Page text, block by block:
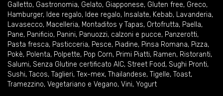
Galletto, Gastronomia, Gelato, Giapponese, Gluten free, Greco,
Hamburger, Idee regalo, Idee regalo, Insalate, Kebab, Lavanderia,
Lavasecco, Macelleria, Montaditos y Tapas, Ortofrutta, Paella,
Pane, Panificio, Panini, Panuozzi, calzoni e pucce, Panzerotti,
Pasta fresca, Pasticceria, Pesce, Piadine, Pinsa Romana, Pizza,
Pokè, Polenta, Polpette, Pop Corn, Primi Piatti, Ramen, Ristoranti,
Salumi, Senza Glutine certificato AIC, Street Food, Sughi Pronti,
Sushi, Tacos, Taglieri, Tex-mex, Thailandese, Tigelle, Toast,
Tramezzino, Vegetariano e Vegano, Vini, Yogurt